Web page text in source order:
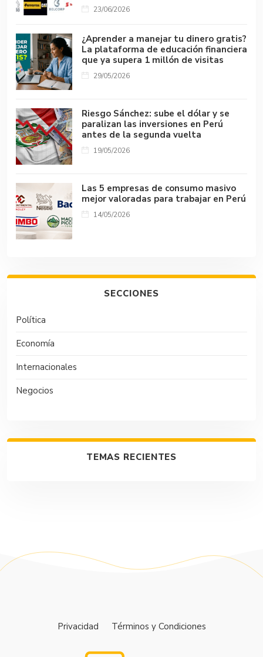
23/06/2026
¿Aprender a manejar tu dinero gratis?
La plataforma de educación financiera
que ya supera 1 millón de visitas
29/05/2026
Riesgo Sánchez: sube el dólar y se
paralizan las inversiones en Perú
antes de la segunda vuelta
19/05/2026
Las 5 empresas de consumo masivo
mejor valoradas para trabajar en Perú
14/05/2026
SECCIONES
Política
Economía
Internacionales
Negocios
TEMAS RECIENTES
Privacidad Términos y Condiciones